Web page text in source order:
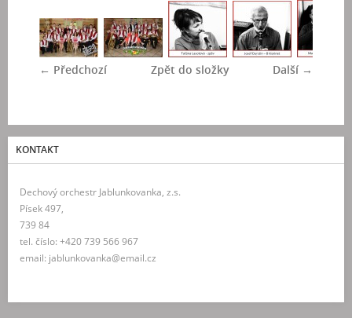
← Předchozí Další →
Zpět do složky
KONTAKT
Dechový orchestr Jablunkovanka, z.s.
Písek 497,
739 84
tel. číslo: +420 739 566 967
email: jablunkovanka@email.cz